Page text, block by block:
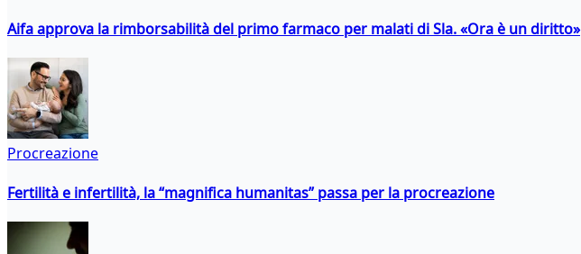
Aifa approva la rimborsabilità del primo farmaco per malati di Sla. «Ora è un diritto»
Procreazione
Fertilità e infertilità, la “magnifica humanitas” passa per la procreazione